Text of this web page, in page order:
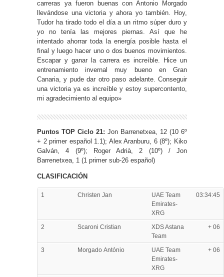
carreras ya fueron buenas con Antonio Morgado
llevándose una victoria y ahora yo también. Hoy,
Tudor ha tirado todo el día a un ritmo súper duro y
yo no tenía las mejores piernas. Así que he
intentado ahorrar toda la energía posible hasta el
final y luego hacer uno o dos buenos movimientos.
Escapar y ganar la carrera es increíble. Hice un
entrenamiento invernal muy bueno en Gran
Canaria, y pude dar otro paso adelante. Conseguir
una victoria ya es increíble y estoy supercontento,
mi agradecimiento al equipo»
Puntos TOP Ciclo 21: Jon Barrenetxea, 12 (10 6º
+ 2 primer español 1.1); Alex Aranburu, 6 (8º); Kiko
Galván, 4 (9º); Roger Adrià, 2 (10º) / Jon
Barrenetxea, 1 (1 primer sub-26 español)
CLASIFICACIÓN
1 Christen Jan
UAE Team
Emirates-
XRG
03:34:45
2 Scaroni Cristian
XDS Astana
Team
+ 06
3 Morgado António
UAE Team
Emirates-
XRG
+ 06